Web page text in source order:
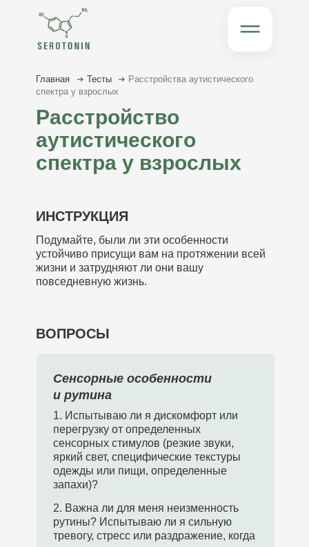
Расстройства аутистического
спектра у взрослых
Расстройство
аутистического
спектра у взрослых
Главная Тесты
ИНСТРУКЦИЯ
ВОПРОСЫ
Сенсорные особенности
и рутина
1. Испытываю ли я дискомфорт или
перегрузку от определенных
сенсорных стимулов (резкие звуки,
яркий свет, специфические текстуры
одежды или пищи, определенные
запахи)?
Подумайте, были ли эти особенности
устойчиво присущи вам на протяжении всей
жизни и затрудняют ли они вашу
повседневную жизнь.
2. Важна ли для меня неизменность
рутины? Испытываю ли я сильную
тревогу, стресс или раздражение, когда